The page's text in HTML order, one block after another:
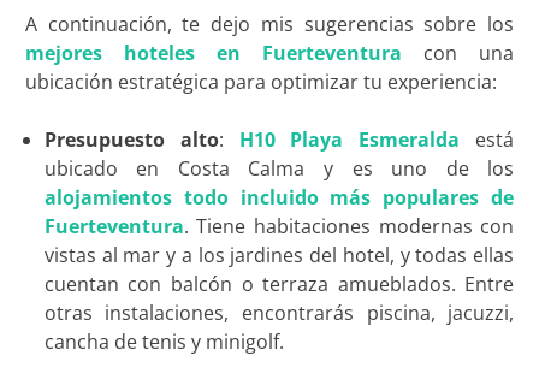
A continuación, te dejo mis sugerencias sobre los
mejores hoteles en Fuerteventura con una
ubicación estratégica para optimizar tu experiencia:
Presupuesto alto: H10 Playa Esmeralda está
ubicado en Costa Calma y es uno de los
alojamientos todo incluido más populares de
Fuerteventura. Tiene habitaciones modernas con
vistas al mar y a los jardines del hotel, y todas ellas
cuentan con balcón o terraza amueblados. Entre
otras instalaciones, encontrarás piscina, jacuzzi,
cancha de tenis y minigolf.